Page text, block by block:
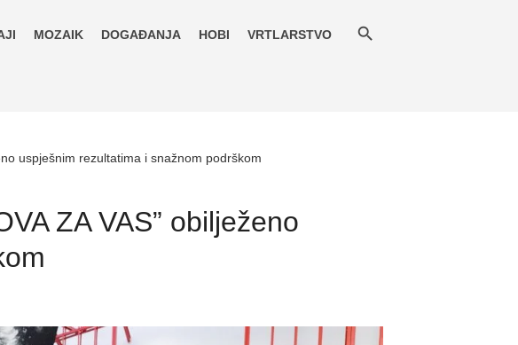
MOZAIK DOGAĐANJA HOBI VRTLARSTVO
uspješnim rezultatima i snažnom podrškom
ZA VAS” obilježeno